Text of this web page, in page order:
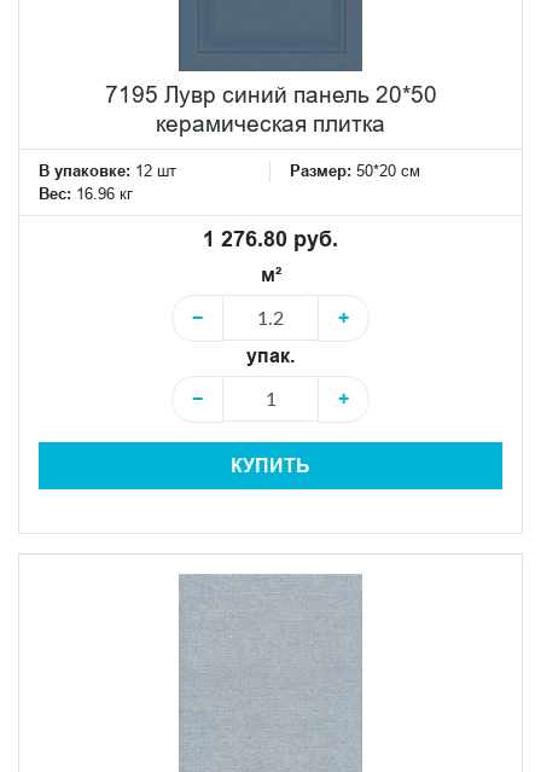
7195 Лувр синий панель 20*50
керамическая плитка
В упаковке: 12 шт Размер: 50*20 см
Вес: 16.96 кг
1 276.80 руб.
м²
−
+
упак.
−
+
КУПИТЬ